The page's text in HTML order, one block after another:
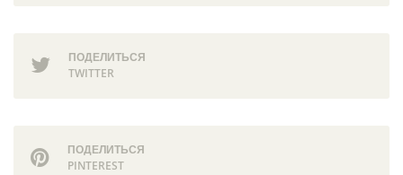
ПОДЕЛИТЬСЯ
TWITTER
ПОДЕЛИТЬСЯ
PINTEREST